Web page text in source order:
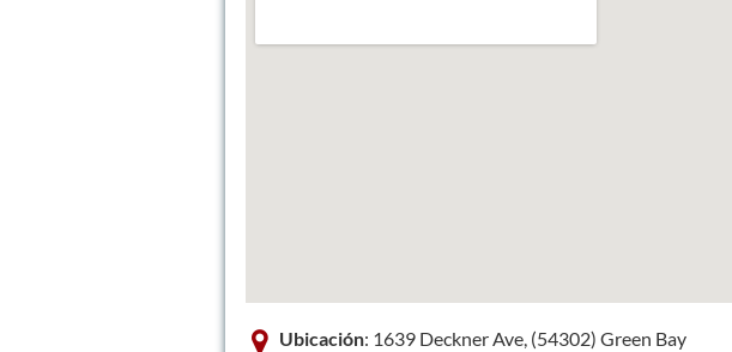
Ubicación: 1639 Deckner Ave, (54302) Green Bay